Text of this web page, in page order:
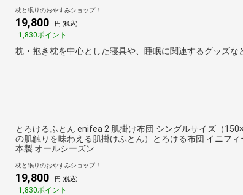
枕と眠りのおやすみショップ！
19,800 円 (税込)
1,830ポイント
枕・抱き枕を中心とした寝具や、睡眠に関連するグッズな
とろけるふとん enifea 2 肌掛け布団 シングルサイズ（
の肌触りを味わえる肌掛けふとん）とろける布団 イニフィ
本製 オールシーズン
枕と眠りのおやすみショップ！
19,800 円 (税込)
1,830ポイント